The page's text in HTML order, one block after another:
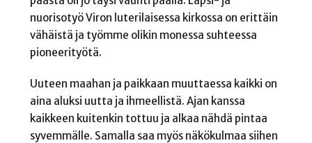
nuorisotyö Viron luterilaisessa kirkossa on erittäin
vähäistä ja työmme olikin monessa suhteessa
pioneerityötä.
Uuteen maahan ja paikkaan muuttaessa kaikki on
aina aluksi uutta ja ihmeellistä. Ajan kanssa
kaikkeen kuitenkin tottuu ja alkaa nähdä pintaa
syvemmälle. Samalla saa myös näkökulmaa siihen